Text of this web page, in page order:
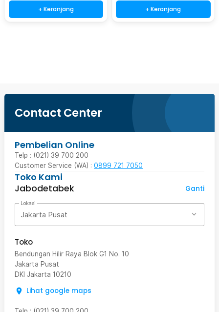
+ Keranjang + Keranjang
Contact Center
Pembelian Online
Telp : (021) 39 700 200
Customer Service (WA) : 0899 721 7050
Toko Kami
Jabodetabek
Ganti
Lokasi
Jakarta Pusat
Toko
Bendungan Hilir Raya Blok G1 No. 10
Jakarta Pusat
DKI Jakarta 10210
Lihat google maps